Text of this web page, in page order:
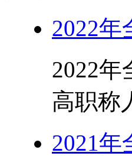
2022
2022
高职称
2021